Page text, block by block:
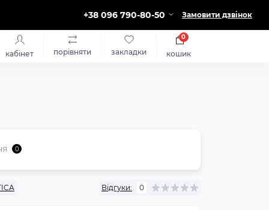
+38 096 790-80-50 Замовити дзвінок
кабінет порівняти закладки кошик
0
0
Відгуки: 0